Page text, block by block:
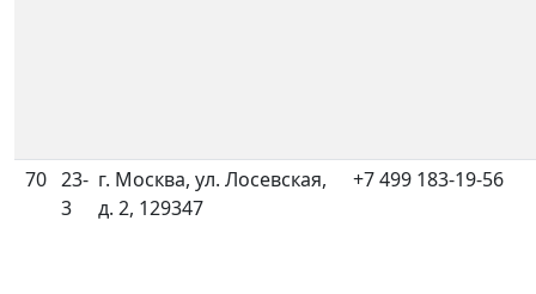
70 23-
3
г. Москва, ул. Лосевская,
д. 2, 129347
+7 499 183-19-56